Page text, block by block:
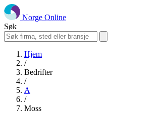
Norge Online
Søk
Hjem
/
Bedrifter
/
A
/
Moss